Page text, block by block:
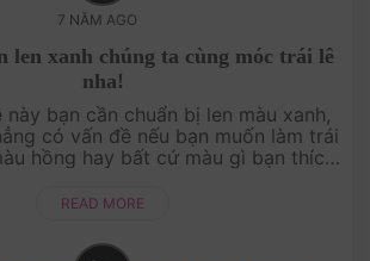
7 NĂM AGO
len xanh chúng ta cùng móc trái lê
nha!
bạn cần chuẩn bị len màu xanh,
có vấn đề nếu bạn muốn làm trái
hồng hay bất cứ màu gì bạn thích.
READ MORE